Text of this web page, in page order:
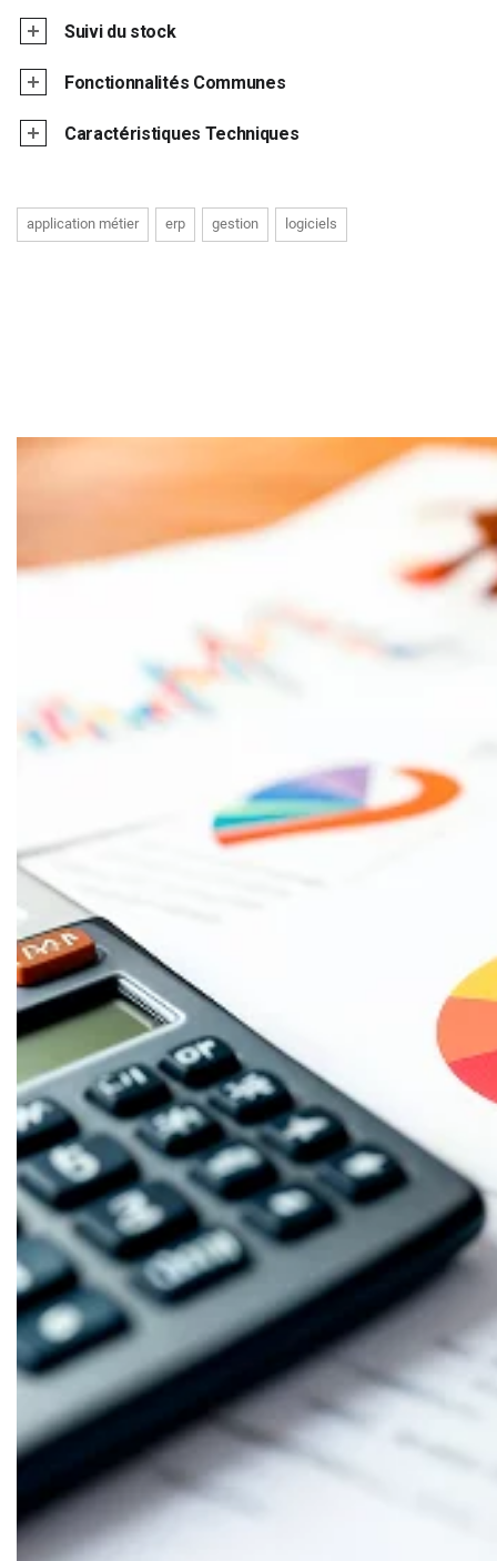
Suivi du stock
Fonctionnalités Communes
Caractéristiques Techniques
application métier erp gestion logiciels